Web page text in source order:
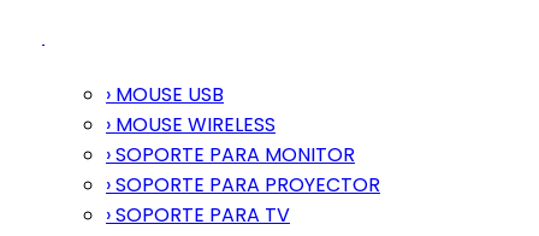
› MOUSE USB
› MOUSE WIRELESS
› SOPORTE PARA MONITOR
› SOPORTE PARA PROYECTOR
› SOPORTE PARA TV